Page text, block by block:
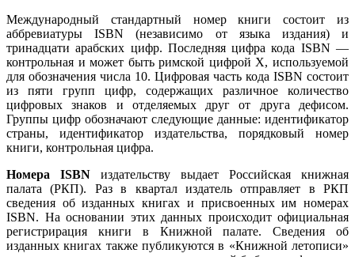
Международный стандартный номер книги состоит из
аббревиатуры ISBN (независимо от языка издания) и
тринадцати арабских цифр. Последняя цифра кода ISBN —
контрольная и может быть римской цифрой X, используемой
для обозначения числа 10. Цифровая часть кода ISBN состоит
из пяти групп цифр, содержащих различное количество
цифровых знаков и отделяемых друг от друга дефисом.
Группы цифр обозначают следующие данные: идентификатор
страны, идентификатор издательства, порядковый номер
книги, контрольная цифра.
Номера ISBN издательству выдает Российская книжная
палата (РКП). Раз в квартал издатель отправляет в РКП
сведения об изданных книгах и присвоенных им номерах
ISBN. На основании этих данных происходит официальная
регистрирация книги в Книжной палате. Сведения об
изданных книгах также публикуются в «Книжной летописи»